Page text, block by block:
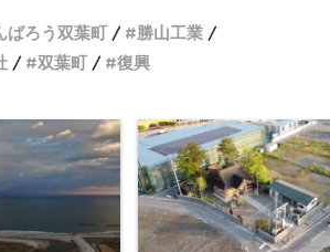
ばろう双葉町
勝山工業
双葉町 復興